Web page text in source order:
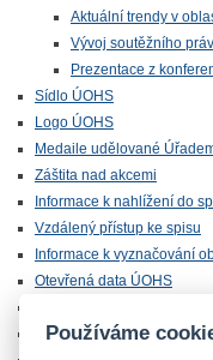
Aktuální trendy v
Vývoj soutěžního
Prezentace z
Sídlo ÚOHS
Logo ÚOHS
Medaile udělované
Záštita nad akcemi
Informace k nahlížení do
Vzdálený přístup ke spisu
Informace k vyznačování
Otevřená data ÚOHS
Chráněná zóna
Používáme